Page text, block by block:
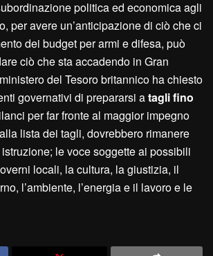
politica ed economica agli
per avere un’anticipazione di ciò che ci
dei budget per armi e difesa, può
ciò che sta accadendo in Gran
del Tesoro britannico ha chiesto
governativi di prepararsi atagli fino
per far fronte al maggior impegno
lista dei tagli, dovrebbero rimanere
le voce soggette ai possibili
locali, la cultura, la giustizia, il
l’ambiente, l’energia e il lavoro e le